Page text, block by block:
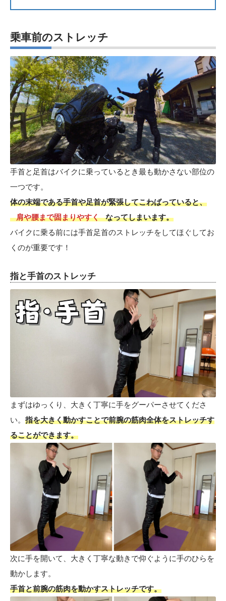
乗車前のストレッチ
手首と足首はバイクに乗っているとき最も動かさない部位の
一つです。
体の末端である手首や足首が緊張してこわばっていると、
肩や腰まで固まりやすく
なってしまいます。
バイクに乗る前には手首足首のストレッチをしてほぐしてお
くのが重要です！
指と手首のストレッチ
まずはゆっくり、大きく丁寧に手をグーパーさせてくださ
い。 指を大きく動かすことで前腕の筋肉全体をストレッチす
ることができます。
次に手を開いて、大きく丁寧な動きで仰ぐように手のひらを
動かします。
手首と前腕の筋肉を動かすストレッチです。